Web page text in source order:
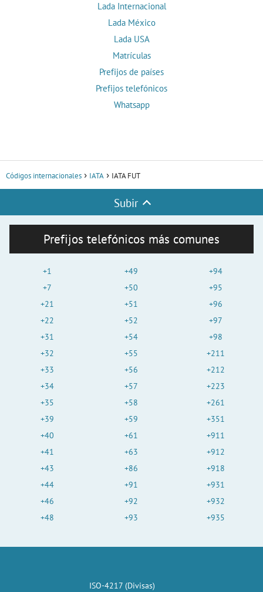
Lada Internacional
Lada México
Lada USA
Matrículas
Prefijos de países
Prefijos telefónicos
Whatsapp
Códigos internacionales IATA IATA FUT
Subir
Prefijos telefónicos más comunes
+1
+7
+21
+22
+31
+32
+33
+34
+35
+39
+40
+41
+43
+44
+46
+48
+49
+50
+51
+52
+54
+55
+56
+57
+58
+59
+61
+63
+86
+91
+92
+93
+94
+95
+96
+97
+98
+211
+212
+223
+261
+351
+911
+912
+918
+931
+932
+935
ISO-4217 (Divisas)